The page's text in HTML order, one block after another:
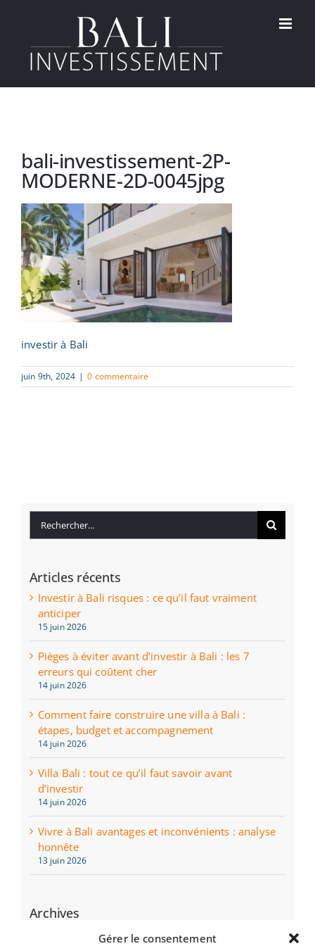
Gérer le consentement
bali-investissement-2P-
MODERNE-2D-0045jpg
investir à Bali
juin 9th, 2024 | 0 commentaire
Rechercher:
Articles récents
Investir à Bali risques : ce qu’il faut vraiment
anticiper
15 juin 2026
Pièges à éviter avant d’investir à Bali : les 7
erreurs qui coûtent cher
14 juin 2026
Comment faire construire une villa à Bali :
étapes, budget et accompagnement
14 juin 2026
Villa Bali : tout ce qu’il faut savoir avant
d’investir
14 juin 2026
Vivre à Bali avantages et inconvénients : analyse
honnête
13 juin 2026
Archives